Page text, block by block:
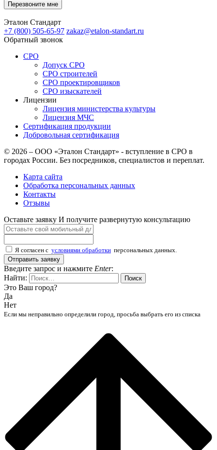
Перезвоните мне
Эталон Стандарт
+7 (800) 505-65-97 zakaz@etalon-standart.ru
Обратный звонок
СРО
Допуск СРО
СРО строителей
СРО проектировщиков
СРО изыскателей
Лицензии
Лицензия министерства культуры
Лицензия МЧС
Сертификация продукции
Добровольная сертификация
© 2026 – ООО «Эталон Стандарт» - вступление в СРО в
городах России. Без посредников, специалистов и переплат.
Карта сайта
Обработка персональных данных
Контакты
Отзывы
Оставьте заявку И получите развернутую консультацию
Я согласен с условиями обработки персональных данных.
Отправить заявку
Введите запрос и нажмите Enter:
Найти:
Это Ваш город?
Да
Нет
Если мы неправильно определили город, просьба выбрать его из списка